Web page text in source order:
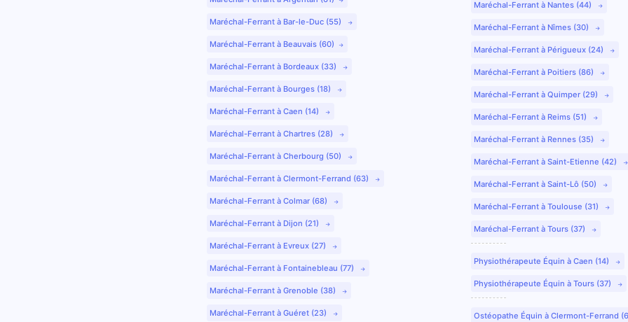
Maréchal-Ferrant à Bar-le-Duc (55)
Maréchal-Ferrant à Beauvais (60)
Maréchal-Ferrant à Bordeaux (33)
Maréchal-Ferrant à Bourges (18)
Maréchal-Ferrant à Caen (14)
Maréchal-Ferrant à Chartres (28)
Maréchal-Ferrant à Cherbourg (50)
Maréchal-Ferrant à Clermont-Ferrand (63)
Maréchal-Ferrant à Colmar (68)
Maréchal-Ferrant à Dijon (21)
Maréchal-Ferrant à Evreux (27)
Maréchal-Ferrant à Fontainebleau (77)
Maréchal-Ferrant à Grenoble (38)
Maréchal-Ferrant à Guéret (23)
Maréchal-Ferrant à Nantes (44)
Maréchal-Ferrant à Nîmes (30)
Maréchal-Ferrant à Périgueux (24)
Maréchal-Ferrant à Poitiers (86)
Maréchal-Ferrant à Quimper (29)
Maréchal-Ferrant à Reims (51)
Maréchal-Ferrant à Rennes (35)
Maréchal-Ferrant à Saint-Etienne (42)
Maréchal-Ferrant à Saint-Lô (50)
Maréchal-Ferrant à Toulouse (31)
Maréchal-Ferrant à Tours (37)
Physiothérapeute Équin à Caen (14)
Physiothérapeute Équin à Tours (37)
Ostéopathe Équin à Clermont-Ferrand